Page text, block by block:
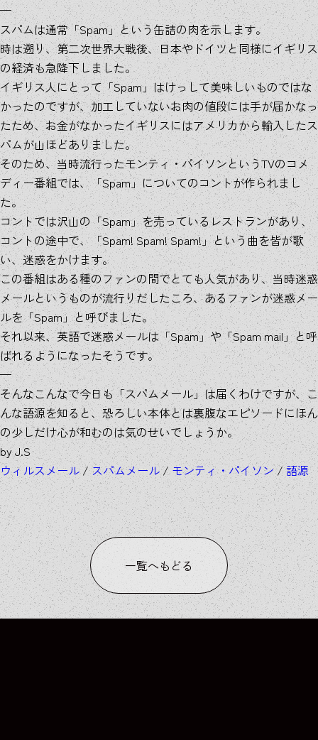
—
スパムは通常「Spam」という缶詰の肉を示します。
時は遡り、第二次世界大戦後、日本やドイツと同様にイギリス
の経済も急降下しました。
イギリス人にとって「Spam」はけっして美味しいものではな
かったのですが、加工していないお肉の値段には手が届かなっ
たため、お金がなかったイギリスにはアメリカから輸入したス
パムが山ほどありました。
そのため、当時流行ったモンティ・パイソンというTVのコメ
ディー番組では、「Spam」についてのコントが作られまし
た。
コントでは沢山の「Spam」を売っているレストランがあり、
コントの途中で、「Spam! Spam! Spam!」という曲を皆が歌
い、迷惑をかけます。
この番組はある種のファンの間でとても人気があり、当時迷惑
メールというものが流行りだしたころ、あるファンが迷惑メー
ルを「Spam」と呼びました。
それ以来、英語で迷惑メールは「Spam」や「Spam mail」と呼
ばれるようになったそうです。
—
そんなこんなで今日も「スパムメール」は届くわけですが、こ
んな語源を知ると、恐ろしい本体とは裏腹なエピソードにほん
の少しだけ心が和むのは気のせいでしょうか。
by J.S
ウィルスメール/スパムメール/モンティ・パイソン/語源
一覧へもどる